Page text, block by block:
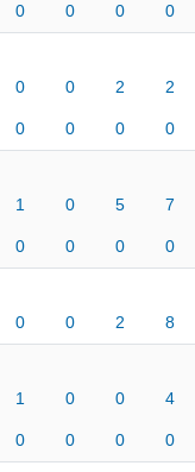
0 0 0 0
0 0 2 2
0 0 0 0
1 0 5 7
0 0 0 0
0 0 2 8
1 0 0 4
0 0 0 0